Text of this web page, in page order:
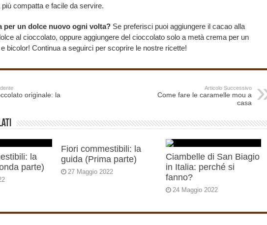
compatta e facile da servire.
per un dolce nuovo ogni volta?Se preferisci puoi aggiungere il cacao alla
al cioccolato, oppure aggiungere del cioccolato solo a metà crema per un
bicolor! Continua a seguirci per scoprire le nostre ricette!
originale: la
Articolo Successivo
Come fare le caramelle mou a
casa
la
parte)
Fiori commestibili: la
guida (Prima parte)
27 Maggio 2022
Ciambelle di San Biagio
in Italia: perché si
fanno?
24 Maggio 2022